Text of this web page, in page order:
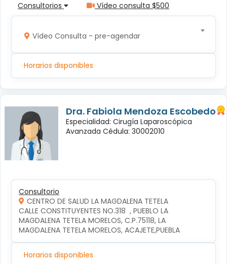
Consultorios Vídeo consulta $500
Vídeo Consulta - pre-agendar
Horarios disponibles
Dra. Fabiola Mendoza Escobedo
Especialidad: Cirugía Laparoscópica
Avanzada Cédula: 30002010
Consultorio
CENTRO DE SALUD LA MAGDALENA TETELA
CALLE CONSTITUYENTES NO.318  , PUEBLO LA
MAGDALENA TETELA MORELOS, C.P.75118, LA
MAGDALENA TETELA MORELOS, ACAJETE,PUEBLA
Horarios disponibles